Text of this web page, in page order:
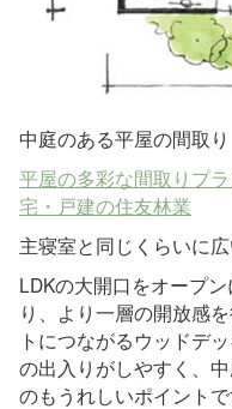
中庭のある平屋の間取り
平屋の多彩な間取りプ
宅・戸建の住友林業
主寝室と同じくらいに広
LDKの大開口をオープ
り、より一層の開放感
トにつながるウッドデ
の出入りがしやすく、
のもうれしいポイントで